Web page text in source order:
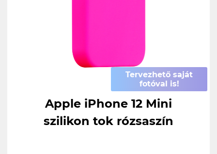
Tervezhető saját
fotóval is!
Apple iPhone 12 Mini
szilikon tok rózsaszín